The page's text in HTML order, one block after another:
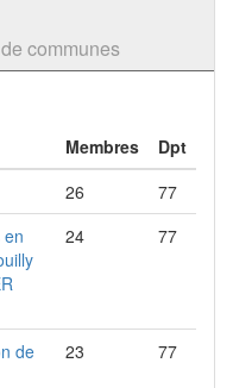
communes
Membres
Dpt
26
77
24 77
de
23 77